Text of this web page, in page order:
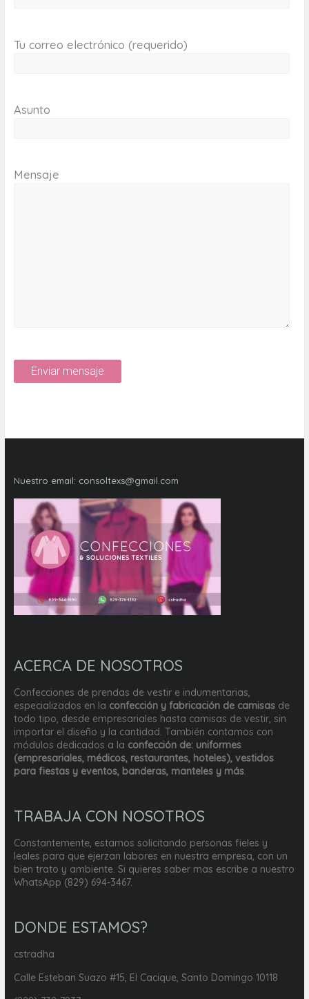
Tu correo electrónico (requerido)
Asunto
Mensaje
Nuestro email: consoltexs@gmail.com
ACERCA DE NOSOTROS
Confecciones de prendas de vestir e indumentarias,
especializados en la confección y fabricación de camisasde
todo tipo, desde empresariales hasta camisas de vestir, sin
importar el diseño y la cantidad. También contamos con
módulos dedicados a la confección de: uniformes
(empresariales, médicos, restaurantes, hoteles), vestidos
para fiestas y eventos, banderas, manteles y más.
TRABAJA CON NOSOTROS
Constantemente, estamos solicitando personas fieles y
leales para que ejerzan labores en nuestra empresa, con un
bien trato y ambiente. Si quieres saber mas escribe a nuestro
WhatsApp (829) 694-3467.
DONDE ESTAMOS?
cstradha
Calle Esteban Suazo #15, El Cacique, Santo Domingo 10118